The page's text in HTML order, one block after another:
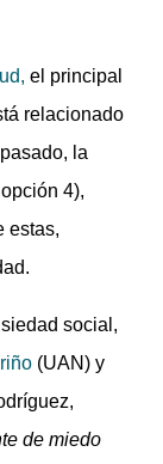
el principal
relacionado
la
4),
estas,
social,
(UAN) y
de miedo